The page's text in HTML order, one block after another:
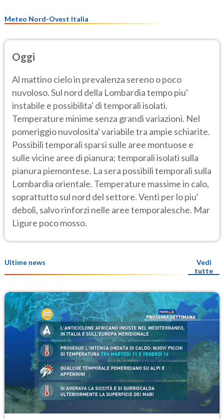
Meteo Nord-Ovest Italia
Oggi
Al mattino cielo in prevalenza sereno o poco
nuvoloso. Sul nord della Lombardia tempo piu'
instabile e possibilita' di temporali isolati.
Temperature minime senza grandi variazioni. Nel
pomeriggio nuvolosita' variabile tra ampie schiarite.
Possibili temporali sparsi sulle aree montuose e
sulle vicine aree di pianura; temporali isolati sulla
pianura piemontese. La sera possibili temporali sulla
Lombardia orientale. Temperature massime in calo,
soprattutto sul nord del settore. Venti per lo piu'
deboli, salvo rinforzi nelle aree temporalesche. Mar
Ligure poco mosso.
Ultime news
Vedi
tutte